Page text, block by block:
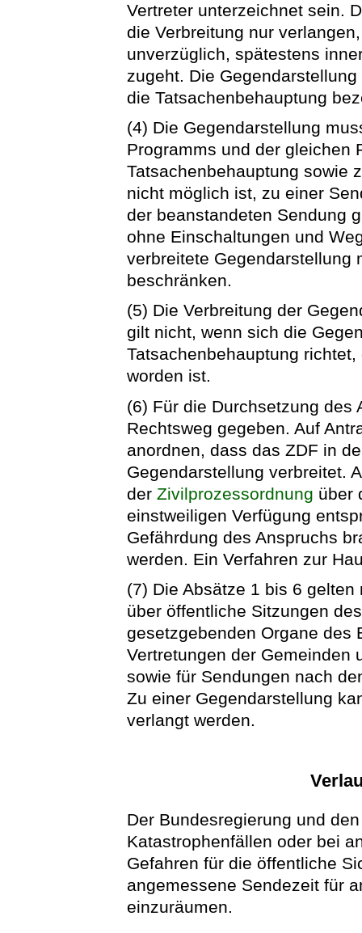
Vertreter unterzeichnet sein.
die Verbreitung nur
unverzüglich, spätestens
zugeht. Die
die Tatsachenbehauptung
(4) Die Gegendarstellung
Programms und der gleichen
Tatsachenbehauptung sowie
nicht möglich ist, zu einer
der beanstandeten Sendung
ohne Einschaltungen und
verbreitete Gegendarstellung
beschränken.
(5) Die Verbreitung der
gilt nicht, wenn sich die
Tatsachenbehauptung
worden ist.
(6) Für die Durchsetzung des
Rechtsweg gegeben. Auf
anordnen, dass das ZDF in
Gegendarstellung verbreitet.
der Zivilprozessordnung über
einstweiligen Verfügung
Gefährdung des Anspruchs
werden. Ein Verfahren zur
(7) Die Absätze 1 bis 6
über öffentliche Sitzungen
gesetzgebenden Organe des
Vertretungen der Gemeinden
sowie für Sendungen nach
Zu einer Gegendarstellung
verlangt werden.
Der Bundesregierung und
Katastrophenfällen oder bei
Gefahren für die öffentliche
angemessene Sendezeit für
einzuräumen.